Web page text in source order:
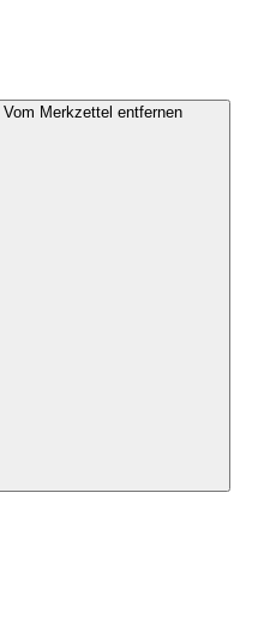
Vom Merkzettel entfernen